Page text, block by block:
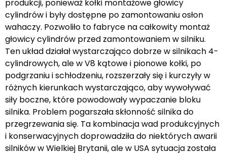
produkcji, ponieważ kołki montażowe głowicy
cylindrów i były dostępne po zamontowaniu osłon
wahaczy. Pozwoliło to fabryce na całkowity montaż
głowicy cylindrów przed zamontowaniem w silniku.
Ten układ działał wystarczająco dobrze w silnikach 4-
cylindrowych, ale w V8 kątowe i pionowe kołki, po
podgrzaniu i schłodzeniu, rozszerzały się i kurczyły w
różnych kierunkach wystarczająco, aby wywoływać
siły boczne, które powodowały wypaczanie bloku
silnika. Problem pogarszała skłonność silnika do
przegrzewania się. Ta kombinacja wad produkcyjnych
i konserwacyjnych doprowadziła do niektórych awarii
silników w Wielkiej Brytanii, ale w USA sytuacja została